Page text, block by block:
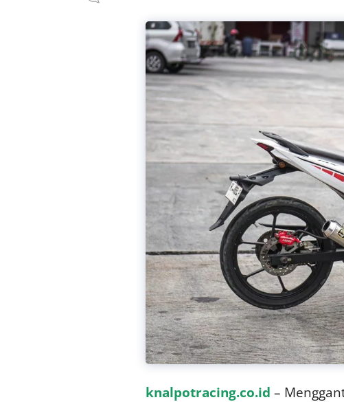
knalpotracing.co.id –